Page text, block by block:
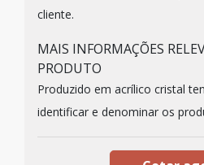
cliente.
MAIS INFORMAÇÕES
PRODUTO
Produzido em acrílico cristal
identificar e denominar os